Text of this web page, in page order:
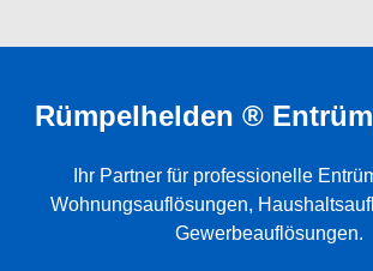
Rümpelhelden ®
Ihr Partner für professionelle
Wohnungsauflösungen,
Gewerbeauflösungen.